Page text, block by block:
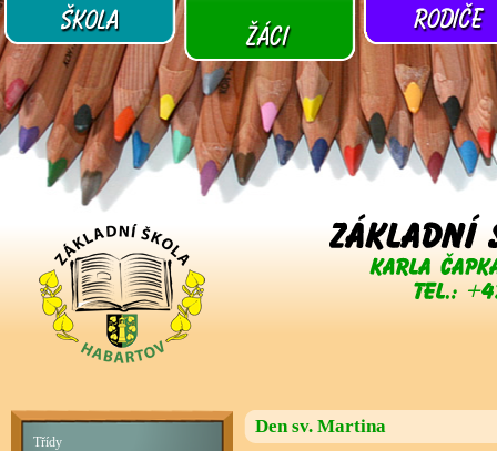
Třídy
Den sv. Martina